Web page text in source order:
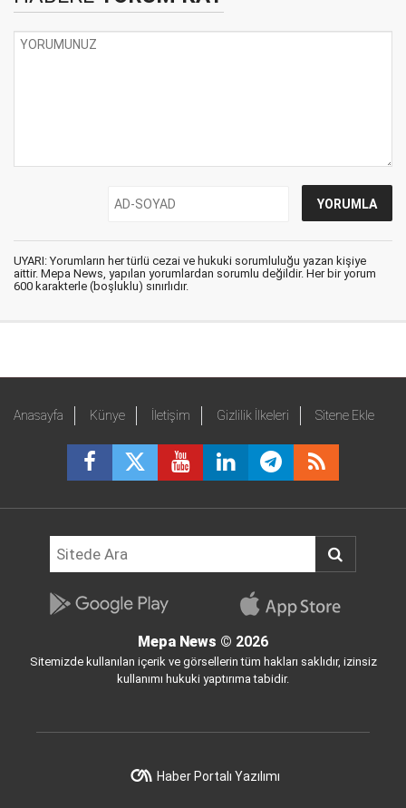
UYARI: Yorumların her türlü cezai ve hukuki sorumluluğu yazan kişiye
aittir. Mepa News, yapılan yorumlardan sorumlu değildir. Her bir yorum
600 karakterle (boşluklu) sınırlıdır.
Anasayfa Künye İletişim Gizlilik İlkeleri Sitene Ekle
Mepa News © 2026
Sitemizde kullanılan içerik ve görsellerin tüm hakları saklıdır, izinsiz
kullanımı hukuki yaptırıma tabidir.
Haber Portalı Yazılımı